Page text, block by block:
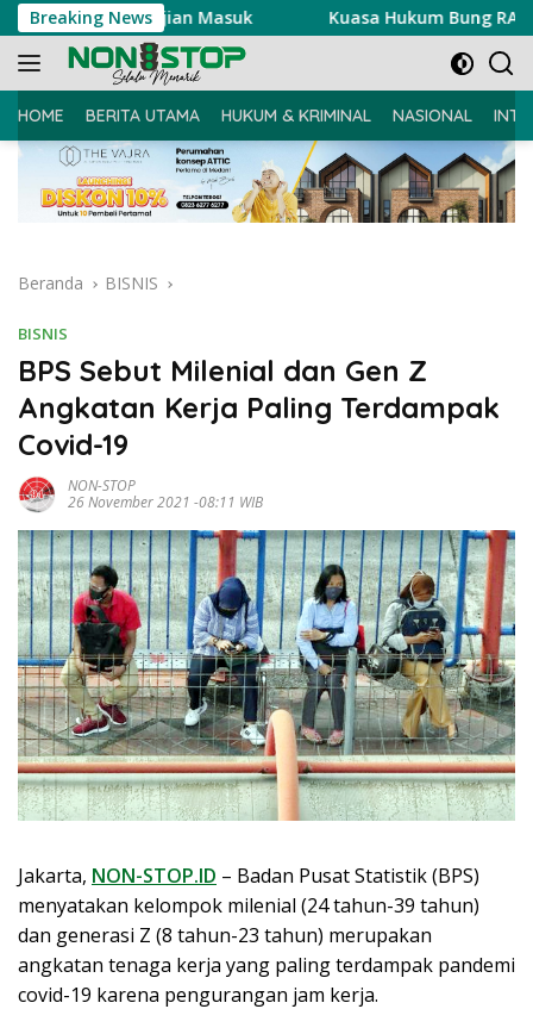
Langsung
ke
konten
Breaking News
Ujian Masuk Kuasa Hukum Bung RA Laporkan
HOME BERITA UTAMA HUKUM & KRIMINAL NASIONAL
Beranda BISNIS
BISNIS
BPS Sebut Milenial dan Gen Z
Angkatan Kerja Paling Terdampak
Covid-19
NON-STOP
26 November 2021 -08:11 WIB
Jakarta, NON-STOP.ID – Badan Pusat Statistik (BPS)
menyatakan kelompok milenial (24 tahun-39 tahun)
dan generasi Z (8 tahun-23 tahun) merupakan
angkatan tenaga kerja yang paling terdampak pandemi
covid-19 karena pengurangan jam kerja.